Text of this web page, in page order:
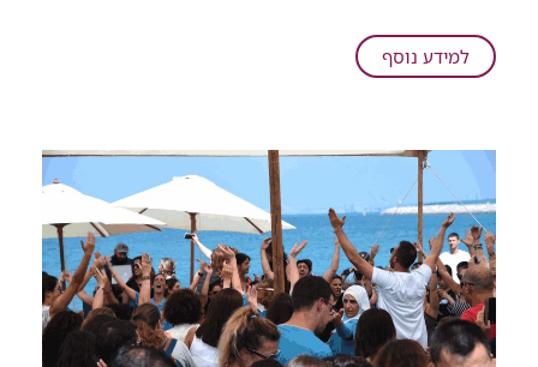
יוקרה
הגיעו
'רות'
לשמח
את
הילדים
למידע נוסףעל
עשרות
הגיעו
החולים
'רות'
כדי
לשמח
את
הילדים